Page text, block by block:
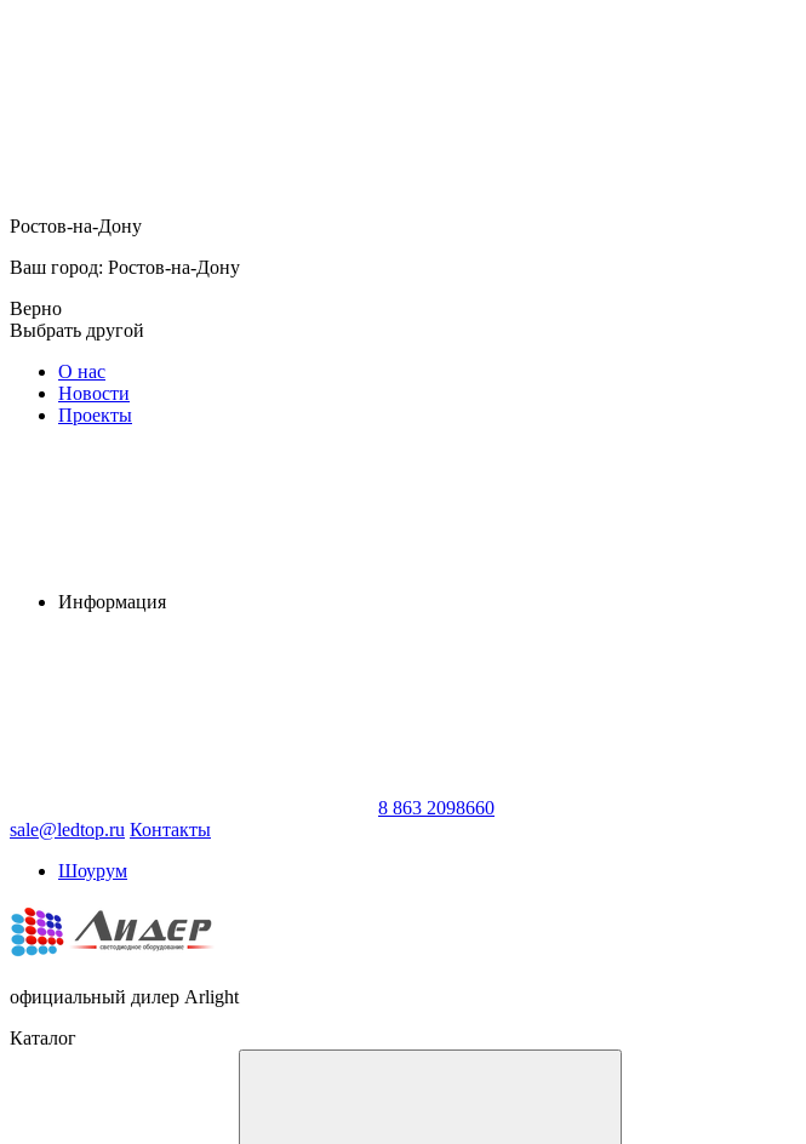
Ростов-на-Дону
Ваш город: Ростов-на-Дону
Верно
Выбрать другой
О нас
Новости
Проекты
Информация
8 863 2098660
sale@ledtop.ru Контакты
Шоурум
официальный дилер Arlight
Каталог